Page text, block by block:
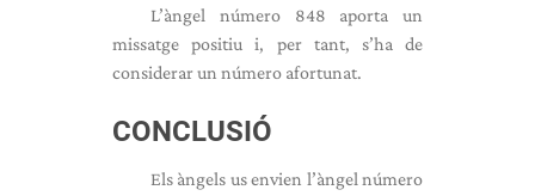
L’àngel número 848 aporta un
missatge positiu i, per tant, s’ha de
considerar un número afortunat.
CONCLUSIÓ
Els àngels us envien l’àngel número